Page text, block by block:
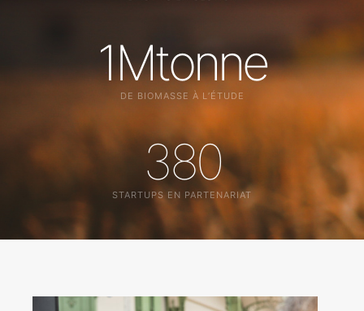
DE BIOMASSE À L’ÉTUDE
1Mtonne
STARTUPS EN PARTENARIAT
380